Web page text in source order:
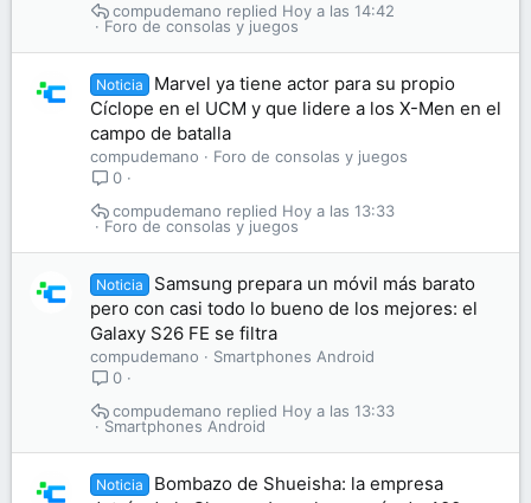
Foro de consolas y juegos
Hoy a las 14:42
compudemano
Noticia
Marvel ya tiene actor para su propio
Cíclope en el UCM y que lidere a los X-Men en el
campo de batalla
compudemano
Foro de consolas y juegos
0
Foro de consolas y juegos
Hoy a las 13:33
compudemano
Noticia
Samsung prepara un móvil más barato
pero con casi todo lo bueno de los mejores: el
Galaxy S26 FE se filtra
compudemano
Smartphones Android
0
Smartphones Android
Hoy a las 13:33
compudemano
Noticia
Bombazo de Shueisha: la empresa